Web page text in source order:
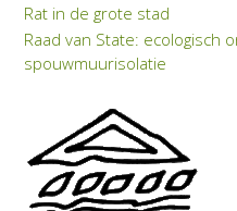
Rat in de grote stad
Raad van State: eco­lo­gisch
spouwmuuriso­latie